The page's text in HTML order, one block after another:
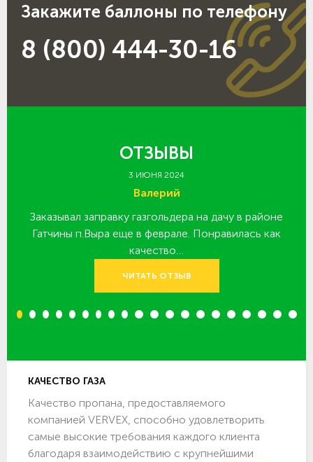
Закажите баллоны по телефону
8 (800) 444-30-16
ОТЗЫВЫ
3 ИЮНЯ 2024
Валерий
Заказывал заправку газгольдера на дачу в районе
Гатчины п.Выра еще в феврале. Понравилась как
качество…
ЧИТАТЬ ОТЗЫВ
1 2 3 4 5 6 7 8 9 10 11 12 13 14 15 16 17 18 19 20
КАЧЕСТВО ГАЗА
Качество пропана, предоставляемого
компанией VERVEX, способно удовлетворить
самые высокие требования каждого клиента
благодаря взаимодействию с крупнейшими